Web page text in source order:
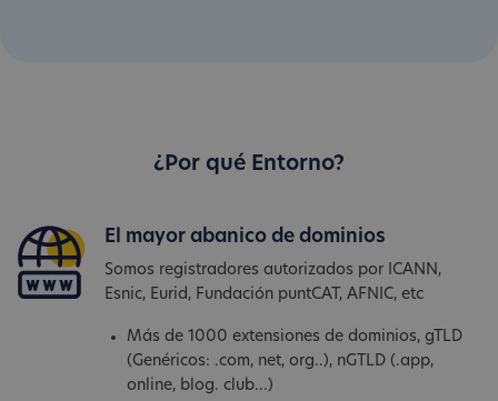
¿Por qué Entorno?
El mayor abanico de dominios
Somos registradores autorizados por ICANN,
Esnic, Eurid, Fundación puntCAT, AFNIC, etc
Más de 1000 extensiones de dominios, gTLD
(Genéricos: .com, net, org..), nGTLD (.app,
online, blog. club...)